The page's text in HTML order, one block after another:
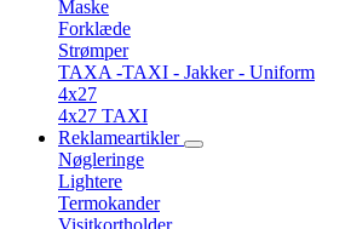
Maske
Forklæde
Strømper
TAXA -TAXI - Jakker - Uniform
4x27
4x27 TAXI
Reklameartikler
Nøgleringe
Lightere
Termokander
Visitkortholder